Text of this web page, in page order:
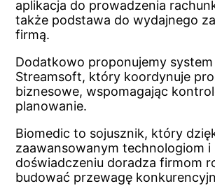
aplikacja do prowadzenia
także podstawa do wydajnego
firmą.
Dodatkowo proponujemy
Streamsoft, który koordynuje
biznesowe, wspomagając
planowanie.
Biomedic to sojusznik, który
zaawansowanym technologiom i
doświadczeniu doradza firmom
budować przewagę